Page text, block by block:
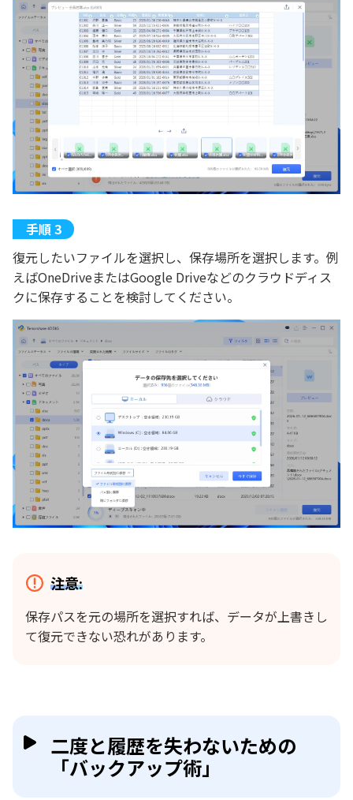
復元したいファイルを選択し、保存場所を選択します。例
えばOneDriveまたはGoogle Driveなどのクラウドディス
クに保存することを検討してください。
注意:
保存パスを元の場所を選択すれば、データが上書きし
て復元できない恐れがあります。
二度と履歴を失わないための
「バックアップ術」